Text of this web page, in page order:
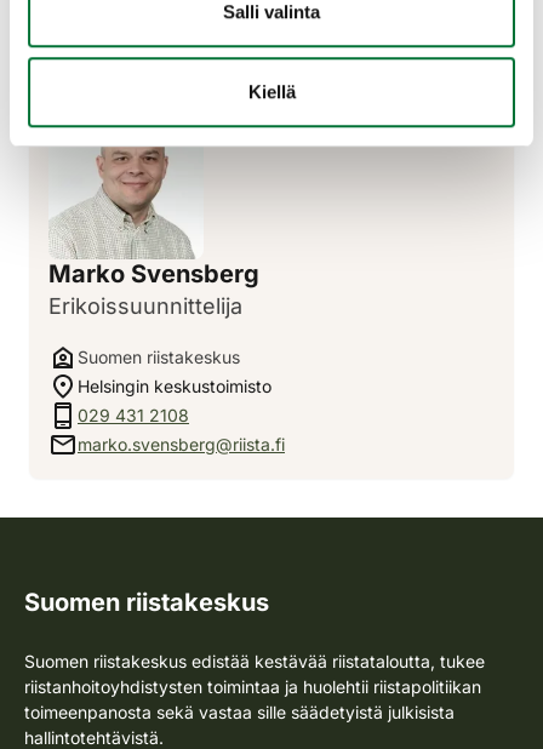
Salli valinta
Kiellä
metsätalousministeriö.
Marko Svensberg
Erikoissuunnittelija
Suomen riistakeskus
Helsingin keskustoimisto
029 431 2108
marko.svensberg@riista.fi
Suomen riistakeskus
Suomen riistakeskus edistää kestävää riistataloutta, tukee
riistanhoitoyhdistysten toimintaa ja huolehtii riistapolitiikan
toimeenpanosta sekä vastaa sille säädetyistä julkisista
hallintotehtävistä.